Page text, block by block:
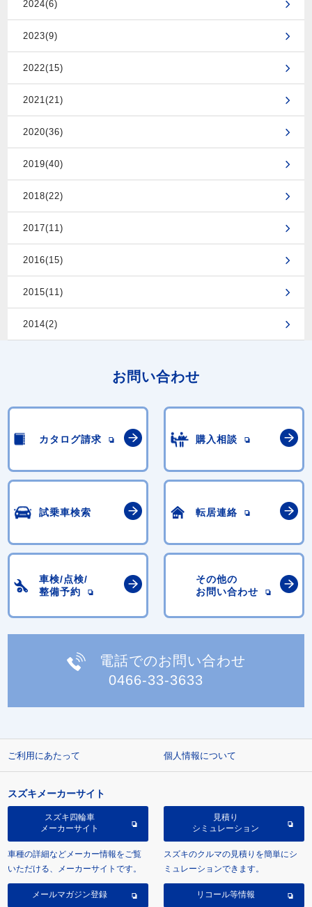
2024(6)
2023(9)
2022(15)
2021(21)
2020(36)
2019(40)
2018(22)
2017(11)
2016(15)
2015(11)
2014(2)
お問い合わせ
カタログ請求 購入相談
試乗車検索 転居連絡
車検/点検/
整備予約
その他の
お問い合わせ
電話でのお問い合わせ
0466-33-3633
ご利用にあたって 個人情報について
スズキメーカーサイト
スズキ四輪車
メーカーサイト
車種の詳細などメーカー情報をご覧
いただける、メーカーサイトです。
見積り
シミュレーション
スズキのクルマの見積りを簡単にシ
ミュレーションできます。
メールマガジン登録 リコール等情報